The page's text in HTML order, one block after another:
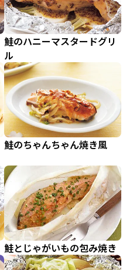
鮭のハニーマスタードグリ
ル
鮭のちゃんちゃん焼き風
鮭とじゃがいもの包み焼き